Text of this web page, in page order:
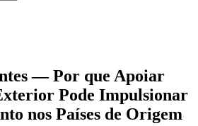
— Por que Apoiar
Pode Impulsionar
nos Países de Origem